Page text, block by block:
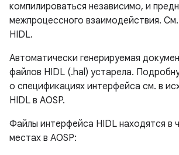
компилироваться независимо, и
межпроцессного взаимодействия.
HIDL.
Автоматически генерируемая
файлов HIDL (.hal) устарела.
о спецификациях интерфейса см. в
HIDL в AOSP.
Файлы интерфейса HIDL находятся в
местах в AOSP: